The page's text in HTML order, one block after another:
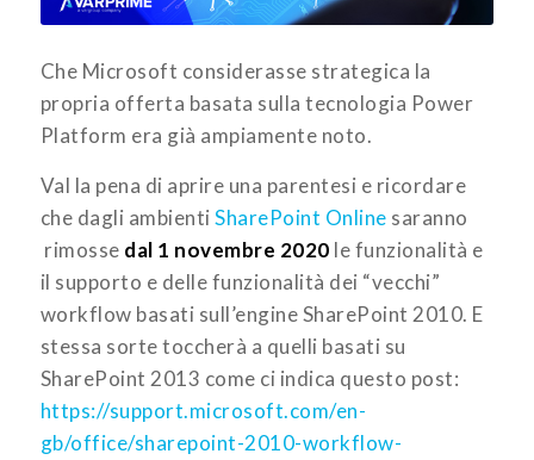
Che Microsoft considerasse strategica la
propria offerta basata sulla tecnologia Power
Platform era già ampiamente noto.
Val la pena di aprire una parentesi e ricordare
che dagli ambientiSharePoint Online saranno
rimosse dal 1 novembre 2020 le funzionalità e
il supporto e delle funzionalità dei “vecchi”
workflow basati sull’engine SharePoint 2010. E
stessa sorte toccherà a quelli basati su
SharePoint 2013 come ci indica questo post:
https://support.microsoft.com/en-
gb/office/sharepoint-2010-workflow-